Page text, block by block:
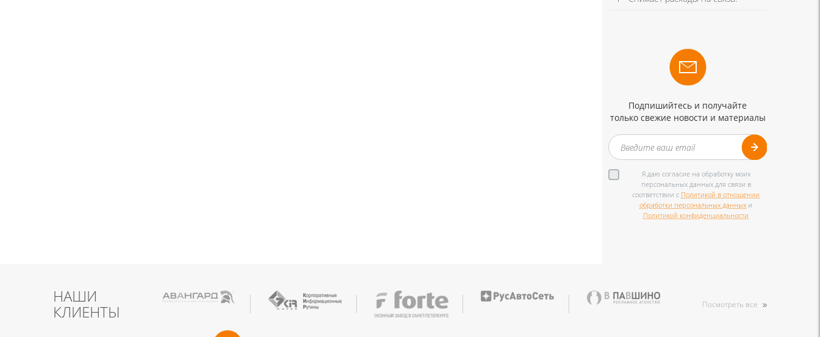
Подпишийтесь и получайте
только свежие новости и материалы
Я даю согласие на обработку моих
персональных данных для связи в
соответствии с Политикой в отношении
обработки персональных данных и
Политикой конфиденциальности
НАШИ
КЛИЕНТЫ Посмотреть все